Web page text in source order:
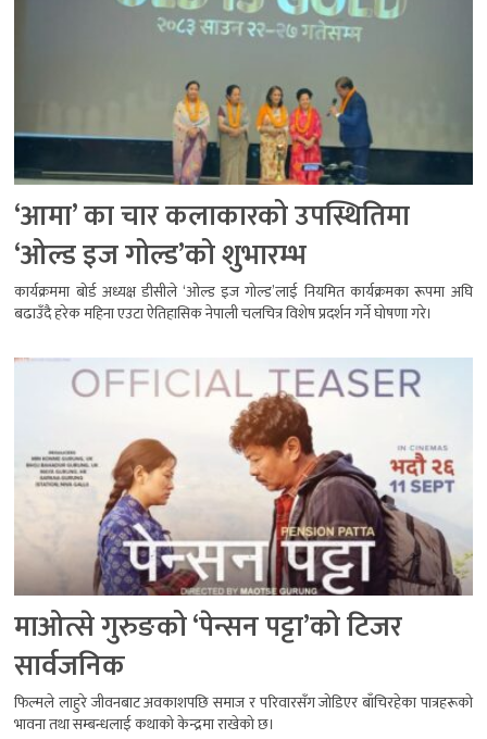
‘आमा’ का चार कलाकारको उपस्थितिमा
‘ओल्ड इज गोल्ड’को शुभारम्भ
कार्यक्रममा बोर्ड अध्यक्ष डीसीले ‘ओल्ड इज गोल्ड’लाई नियमित कार्यक्रमका रूपमा अघि
बढाउँदै हरेक महिना एउटा ऐतिहासिक नेपाली चलचित्र विशेष प्रदर्शन गर्ने घोषणा गरे।
माओत्से गुरुङको ‘पेन्सन पट्टा’को टिजर
सार्वजनिक
फिल्मले लाहुरे जीवनबाट अवकाशपछि समाज र परिवारसँग जोडिएर बाँचिरहेका पात्रहरूको
भावना तथा सम्बन्धलाई कथाको केन्द्रमा राखेको छ।